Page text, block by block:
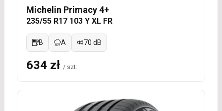
Michelin Primacy 4+
235/55 R17 103 Y XL FR
B A 70 dB
634 zł / szt.